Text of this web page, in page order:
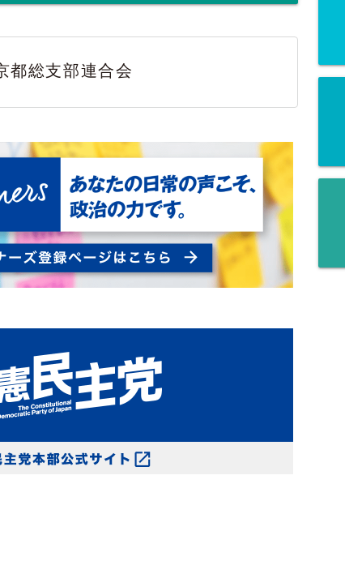
都総支部連合会